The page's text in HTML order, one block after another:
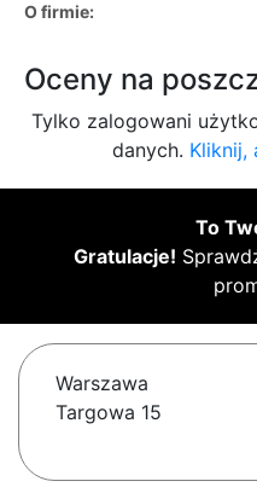
O firmie:
Oceny na
Tylko zalogowani
danych. Kliknij,
To
Gratulacje!
Warszawa
Targowa 15